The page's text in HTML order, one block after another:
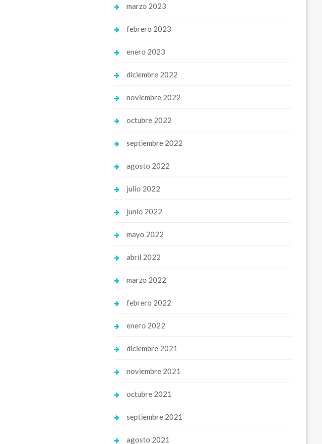
marzo 2023
febrero 2023
enero 2023
diciembre 2022
noviembre 2022
octubre 2022
septiembre 2022
agosto 2022
julio 2022
junio 2022
mayo 2022
abril 2022
marzo 2022
febrero 2022
enero 2022
diciembre 2021
noviembre 2021
octubre 2021
septiembre 2021
agosto 2021